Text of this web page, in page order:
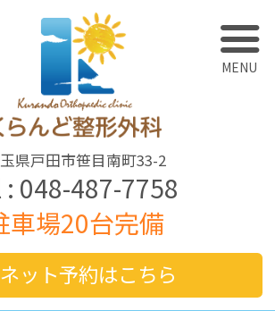
県戸田市笹目南町33-2
048-487-7758
車場20台完備
ネット予約はこちら